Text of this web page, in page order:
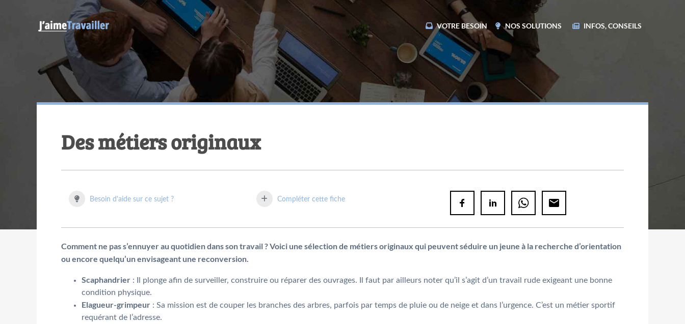
VOTRE BESOIN NOS SOLUTIONS INFOS, CONSEILS
Des métiers originaux
Besoin d'aide sur ce sujet ? Compléter cette fiche
Comment ne pas s’ennuyer au quotidien dans son travail ? Voici une sélection de métiers originaux qui peuvent séduire un jeune à la recherche d’orientation
ou encore quelqu’un envisageant une reconversion.
Scaphandrier : Il plonge afin de surveiller, construire ou réparer des ouvrages. Il faut par ailleurs noter qu’il s’agit d’un travail rude exigeant une bonne
condition physique.
Elagueur-grimpeur : Sa mission est de couper les branches des arbres, parfois par temps de pluie ou de neige et dans l’urgence. C’est un métier sportif
requérant de l’adresse.